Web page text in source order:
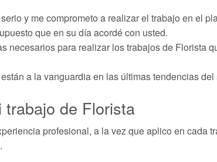
y me comprometo a realizar el trabajo en el
que en su día acordé con usted.
necesarios para realizar los trabajos de Florista
a la vanguardia en las últimas tendencias del
de Florista
profesional, a la vez que aplico en cada